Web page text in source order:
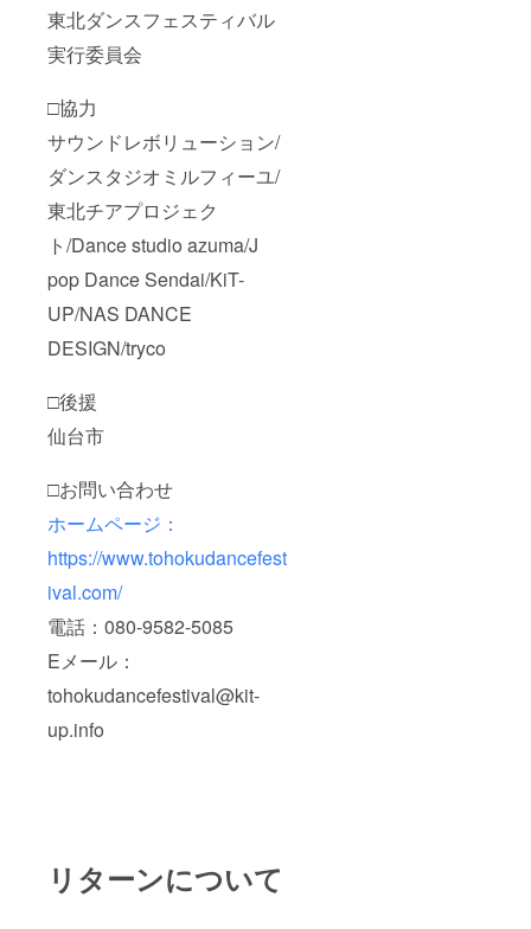
東北ダンスフェスティバル
実行委員会
□協力
サウンドレボリューション/
ダンスタジオミルフィーユ/
東北チアプロジェク
ト/Dance studio azuma/J
pop Dance Sendai/KiT-
UP/NAS DANCE
DESIGN/tryco
□後援
仙台市
□お問い合わせ
ホームページ：
https://www.tohokudancefest
ival.com/
電話：080-9582-5085
Eメール：
tohokudancefestival@kit-
up.info
リターンについて